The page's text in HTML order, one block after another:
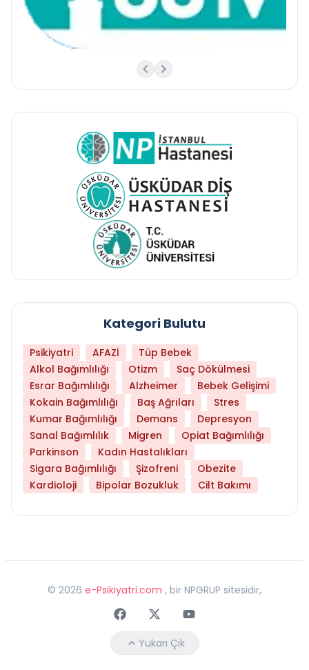
Kategori Bulutu
Psikiyatri AFAZİ
Tüp Bebek
Alkol Bağımlılığı
Otizm
Saç Dökülmesi
Esrar Bağımlılığı
Alzheimer
Bebek Gelişimi
Kokain Bağımlılığı
Baş Ağrıları
Stres
Kumar Bağımlılığı
Demans
Depresyon
Sanal Bağımlılık
Migren
Opiat Bağımlılığı
Parkinson
Kadın Hastalıkları
Sigara Bağımlılığı
Şizofreni
Obezite
Kardioloji
Bipolar Bozukluk Cilt Bakımı
© 2026 e-Psikiyatri.com , bir NPGRUP sitesidir,
FaceebokTwitterYoutube
Yukarı Çık